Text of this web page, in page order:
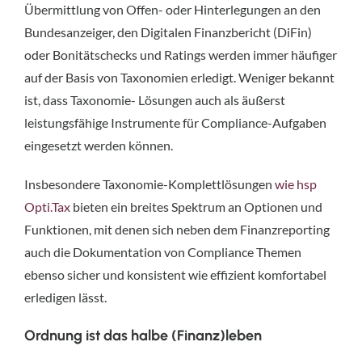
Übermittlung von Offen- oder Hinterlegungen an den
Bundesanzeiger, den Digitalen Finanzbericht (DiFin)
oder Bonitätschecks und Ratings werden immer häufiger
auf der Basis von Taxonomien erledigt. Weniger bekannt
ist, dass Taxonomie- Lösungen auch als äußerst
leistungsfähige Instrumente für Compliance-Aufgaben
eingesetzt werden können.
Insbesondere Taxonomie-Komplettlösungen wie hsp
Opti.Tax bieten ein breites Spektrum an Optionen und
Funktionen, mit denen sich neben dem Finanzreporting
auch die Dokumentation von Compliance Themen
ebenso sicher und konsistent wie effizient komfortabel
erledigen lässt.
Ordnung ist das halbe (Finanz)leben